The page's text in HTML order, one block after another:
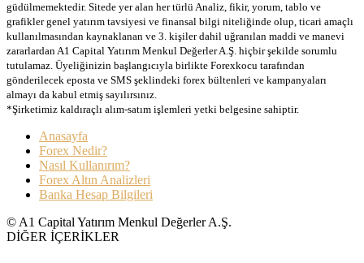
güdülmemektedir. Sitede yer alan her türlü Analiz, fikir, yorum, tablo ve
grafikler genel yatırım tavsiyesi ve finansal bilgi niteliğinde olup, ticari amaçlı
kullanılmasından kaynaklanan ve 3. kişiler dahil uğranılan maddi ve manevi
zararlardan A1 Capital Yatırım Menkul Değerler A.Ş. hiçbir şekilde sorumlu
tutulamaz. Üyeliğinizin başlangıcıyla birlikte Forexkocu tarafından
gönderilecek eposta ve SMS şeklindeki forex bültenleri ve kampanyaları
almayı da kabul etmiş sayılırsınız.
*Şirketimiz kaldıraçlı alım-satım işlemleri yetki belgesine sahiptir.
Anasayfa
Forex Nedir?
Nasıl Kullanırım?
Forex Altın Analizleri
Banka Hesap Bilgileri
© A1 Capital Yatırım Menkul Değerler A.Ş.
DİĞER İÇERİKLER